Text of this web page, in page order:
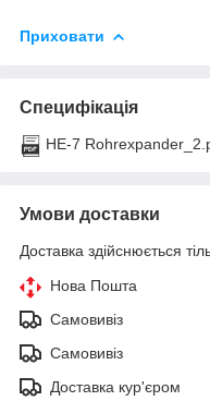
Приховати
Специфікація
HE-7
Умови доставки
Доставка здійснюється
Нова Пошта
Самовивіз
Самовивіз
Доставка кур'єром